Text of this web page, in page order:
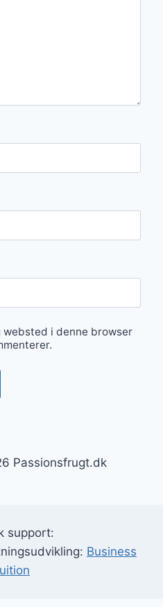
websted i denne browser
Passionsfrugt.dk
support:
Business